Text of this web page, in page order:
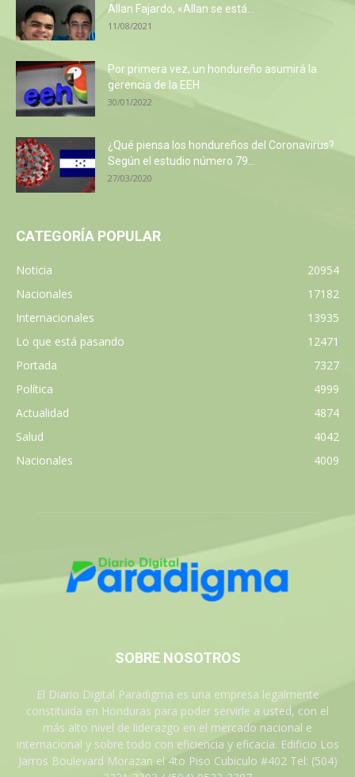
Allan Fajardo, «Allan se está...
11/08/2021
Por primera vez, un hondureño asumirá la
gerencia de la EEH
30/01/2022
¿Qué piensa los hondureños del Coronavirus?
Según el estudio número 79...
27/03/2020
CATEGORÍA POPULAR
Noticia
20954
Nacionales
17182
Internacionales
13935
Lo que está pasando
12471
Portada
7327
Política
4999
Actualidad
4874
Salud
4042
Nacionales
4009
SOBRE NOSOTROS
El Diario Digital Paradigma es una empresa legalmente
constituida en Honduras para poder servirle a usted, con el
más alto nivel de liderazgo en el mercado nacional e
internacional y sobre todo con eficiencia y eficacia. Edificio Los
Jarros Boulevard Morazan el 4to Piso Cubiculo #402 Tel: (504)